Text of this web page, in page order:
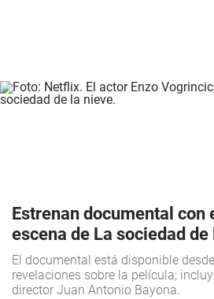
Estrenan documental con
escena de La sociedad de
El documental está disponible
revelaciones sobre la película;
director Juan Antonio Bayona.